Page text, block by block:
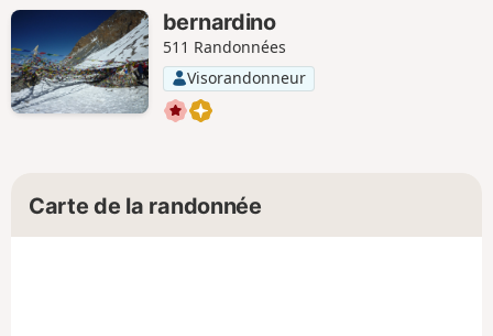
bernardino
511 Randonnées
Visorandonneur
Carte de la randonnée